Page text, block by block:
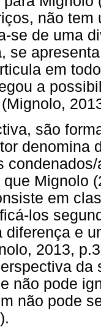
não
se de uma
se
em
a
são
denomina
que Mignolo
em
los
diferença e
2013,
da
não pode
não pode